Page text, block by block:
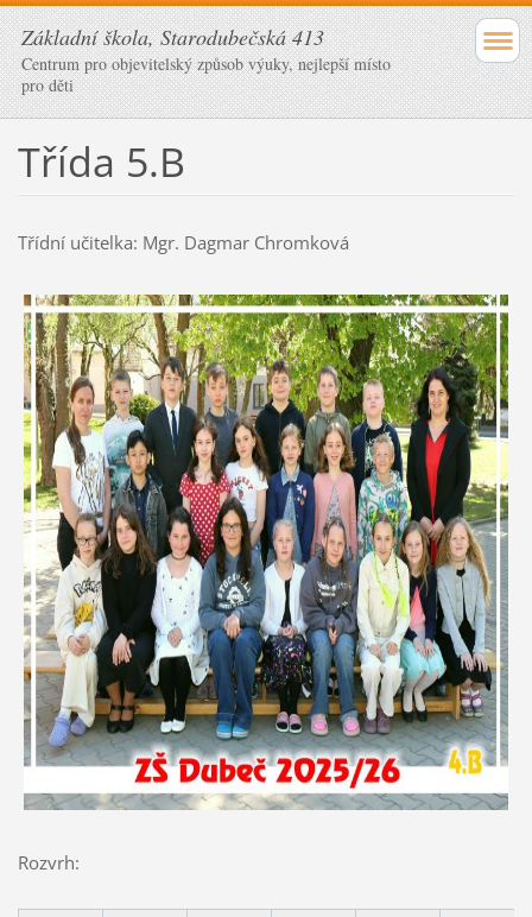
Základní škola, Starodubečská 413
Centrum pro objevitelský způsob výuky, nejlepší místo
pro děti
Třída 5.B
Třídní učitelka: Mgr. Dagmar Chromková
Rozvrh: